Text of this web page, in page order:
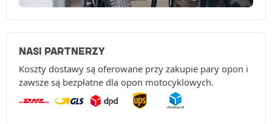
NASI PARTNERZY
Koszty dostawy są oferowane przy zakupie pary opon i
zawsze są bezpłatne dla opon motocyklowych.